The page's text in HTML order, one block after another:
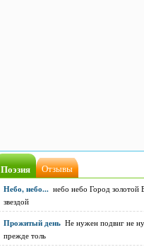
Поэзия Отзывы
Небо, небо... небо небо Город золотой
звездой
Прожитый день Не нужен подвиг не
прежде толь